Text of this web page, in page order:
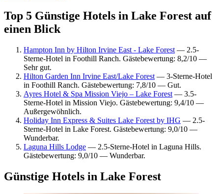
Top 5 Günstige Hotels in Lake Forest auf
einen Blick
Hampton Inn by Hilton Irvine East - Lake Forest — 2.5-
Sterne-Hotel in Foothill Ranch. Gästebewertung: 8,2/10 —
Sehr gut.
Hilton Garden Inn Irvine East/Lake Forest — 3-Sterne-Hotel
in Foothill Ranch. Gästebewertung: 7,8/10 — Gut.
Ayres Hotel & Spa Mission Viejo – Lake Forest — 3.5-
Sterne-Hotel in Mission Viejo. Gästebewertung: 9,4/10 —
Außergewöhnlich.
Holiday Inn Express & Suites Lake Forest by IHG — 2.5-
Sterne-Hotel in Lake Forest. Gästebewertung: 9,0/10 —
Wunderbar.
Laguna Hills Lodge — 2.5-Sterne-Hotel in Laguna Hills.
Gästebewertung: 9,0/10 — Wunderbar.
Günstige Hotels in Lake Forest